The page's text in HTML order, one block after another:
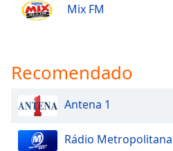
Mix FM
Recomendado
Antena 1
Rádio Metropolitana